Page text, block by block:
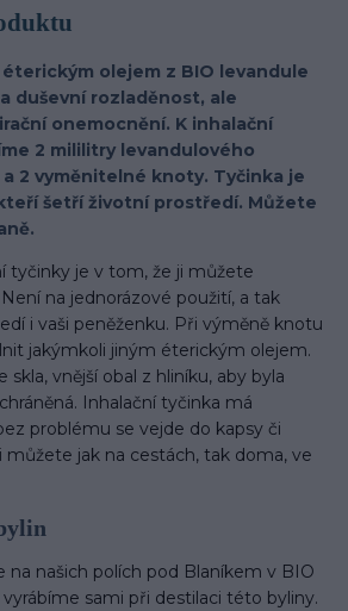
olejem z BIO levandule
duševní rozladěnost, ale
onemocnění. K inhalační
2 mililitry levandulového
2 vyměnitelné knoty. Tyčinka je
šetří životní prostředí. Můžete
tyčinky je v tom, že ji můžete
na jednorázové použití, a tak
i vaši peněženku. Při výměně knotu
jakýmkoli jiným éterickým olejem.
skla, vnější obal z hliníku, aby byla
Inhalační tyčinka má
problému se vejde do kapsy či
můžete jak na cestách, tak doma, ve
na našich polích pod Blaníkem v BIO
sami při destilaci této byliny.